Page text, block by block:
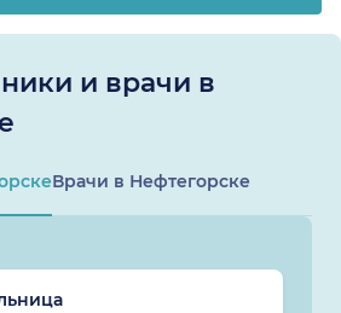
и врачи в
Врачи в Нефтегорске